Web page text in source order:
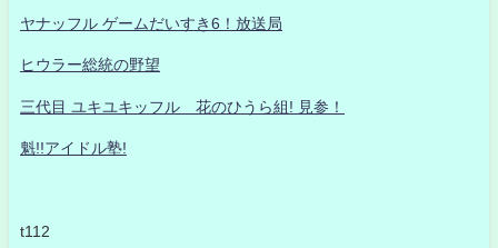
ヤナッフル ゲームだいすき6！放送局
ヒウラー総統の野望
三代目 ユキユキッフル 花のひうら組! 見参！
魁!!アイドル塾!
t112